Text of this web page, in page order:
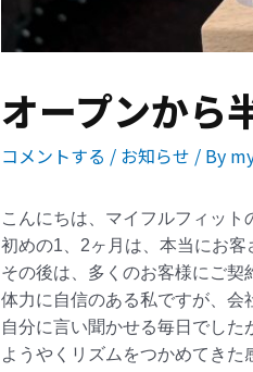
オープンから
コメントする / お知らせ / By
こんにちは、マイフルフィット
初めの1、2ヶ月は、本当にお客
その後は、多くのお客様にご
体力に自信のある私ですが、
自分に言い聞かせる毎日でした
ようやくリズムをつかめてき